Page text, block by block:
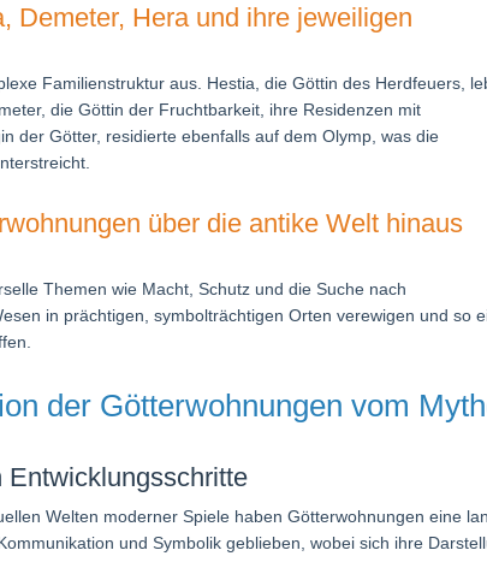
Demeter, Hera und ihre jeweiligen
Familienstruktur aus. Hestia, die Göttin des Herdfeuers,
die Göttin der Fruchtbarkeit, ihre Residenzen mit
der Götter, residierte ebenfalls auf dem Olymp, was die
über die antike Welt hinaus
Themen wie Macht, Schutz und die Suche nach
in prächtigen, symbolträchtigen Orten verewigen und so
der Götterwohnungen vom
Entwicklungsschritte
Welten moderner Spiele haben Götterwohnungen eine
und Symbolik geblieben, wobei sich ihre